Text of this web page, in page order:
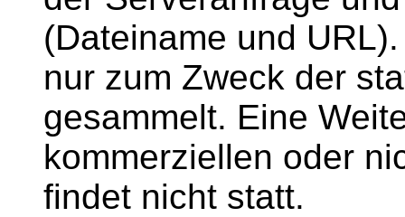
(Dateiname und
nur zum Zweck der
gesammelt. Eine
kommerziellen oder
findet nicht statt.